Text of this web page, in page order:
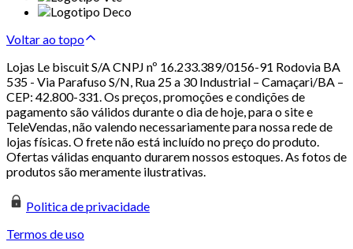
Voltar ao topo
Lojas Le biscuit S/A CNPJ nº 16.233.389/0156-91 Rodovia BA
535 - Via Parafuso S/N, Rua 25 a 30 Industrial – Camaçari/BA –
CEP: 42.800-331. Os preços, promoções e condições de
pagamento são válidos durante o dia de hoje, para o site e
TeleVendas, não valendo necessariamente para nossa rede de
lojas físicas. O frete não está incluído no preço do produto.
Ofertas válidas enquanto durarem nossos estoques. As fotos de
produtos são meramente ilustrativas.
Politica de privacidade
Termos de uso